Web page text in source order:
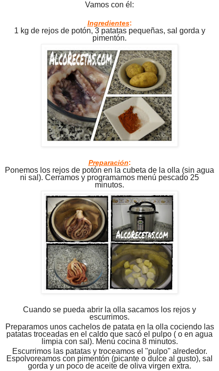
Vamos con él:
Ingredientes:
1 kg de rejos de potón, 3 patatas pequeñas, sal gorda y
pimentón.
Preparación:
Ponemos los rejos de potón en la cubeta de la olla (sin agua
ni sal). Cerramos y programamos menú pescado 25
minutos.
Cuando se pueda abrir la olla sacamos los rejos y
escurrimos.
Preparamos unos cachelos de patata en la olla cociendo las
patatas troceadas en el caldo que sacó el pulpo ( o en agua
limpia con sal). Menú cocina 8 minutos.
Escurrimos las patatas y troceamos el "pulpo" alrededor.
Espolvoreamos con pimentón (picante o dulce al gusto), sal
gorda y un poco de aceite de oliva virgen extra.